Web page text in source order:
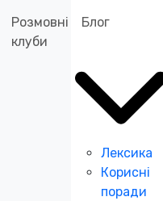
Розмовні
клуби
Блог
Лексика
Корисні
поради